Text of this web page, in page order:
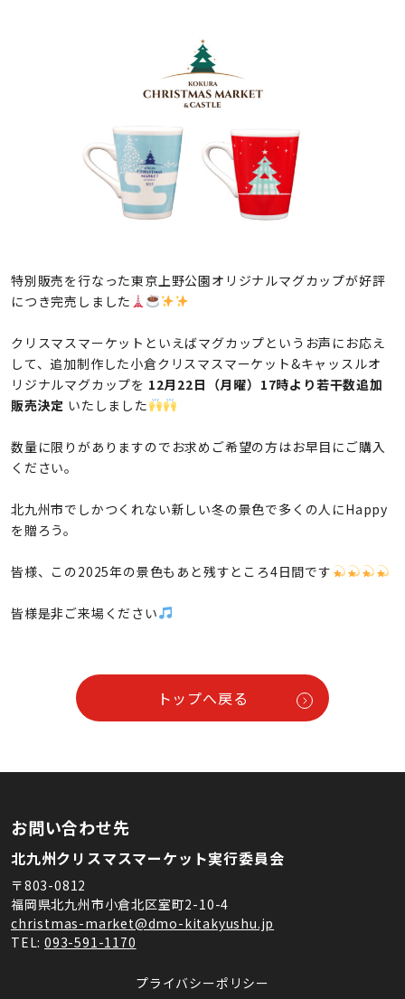
特別販売を行なった東京上野公園オリジナルマグカップが好評
につき完売しました
クリスマスマーケットといえばマグカップというお声にお応え
して、追加制作した小倉クリスマスマーケット&キャッスルオ
リジナルマグカップを 12月22日（月曜）17時より若干数追加
販売決定 いたしました
数量に限りがありますのでお求めご希望の方はお早目にご購入
ください。
北九州市でしかつくれない新しい冬の景色で多くの人にHappy
を贈ろう。
皆様、この2025年の景色もあと残すところ4日間です
皆様是非ご来場ください
トップへ戻る
お問い合わせ先
北九州クリスマスマーケット実行委員会
〒803-0812
福岡県北九州市小倉北区室町2-10-4
christmas-market@dmo-kitakyushu.jp
TEL: 093-591-1170
プライバシーポリシー